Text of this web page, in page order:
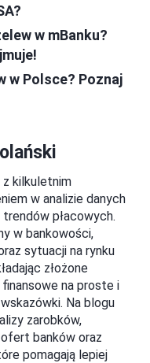
w mBanku?
w Polsce? Poznaj
z kilkuletnim
w analizie danych
płacowych.
w bankowości,
sytuacji na rynku
złożone
finansowe na proste i
Na blogu
zarobków,
banków oraz
pomagają lepiej